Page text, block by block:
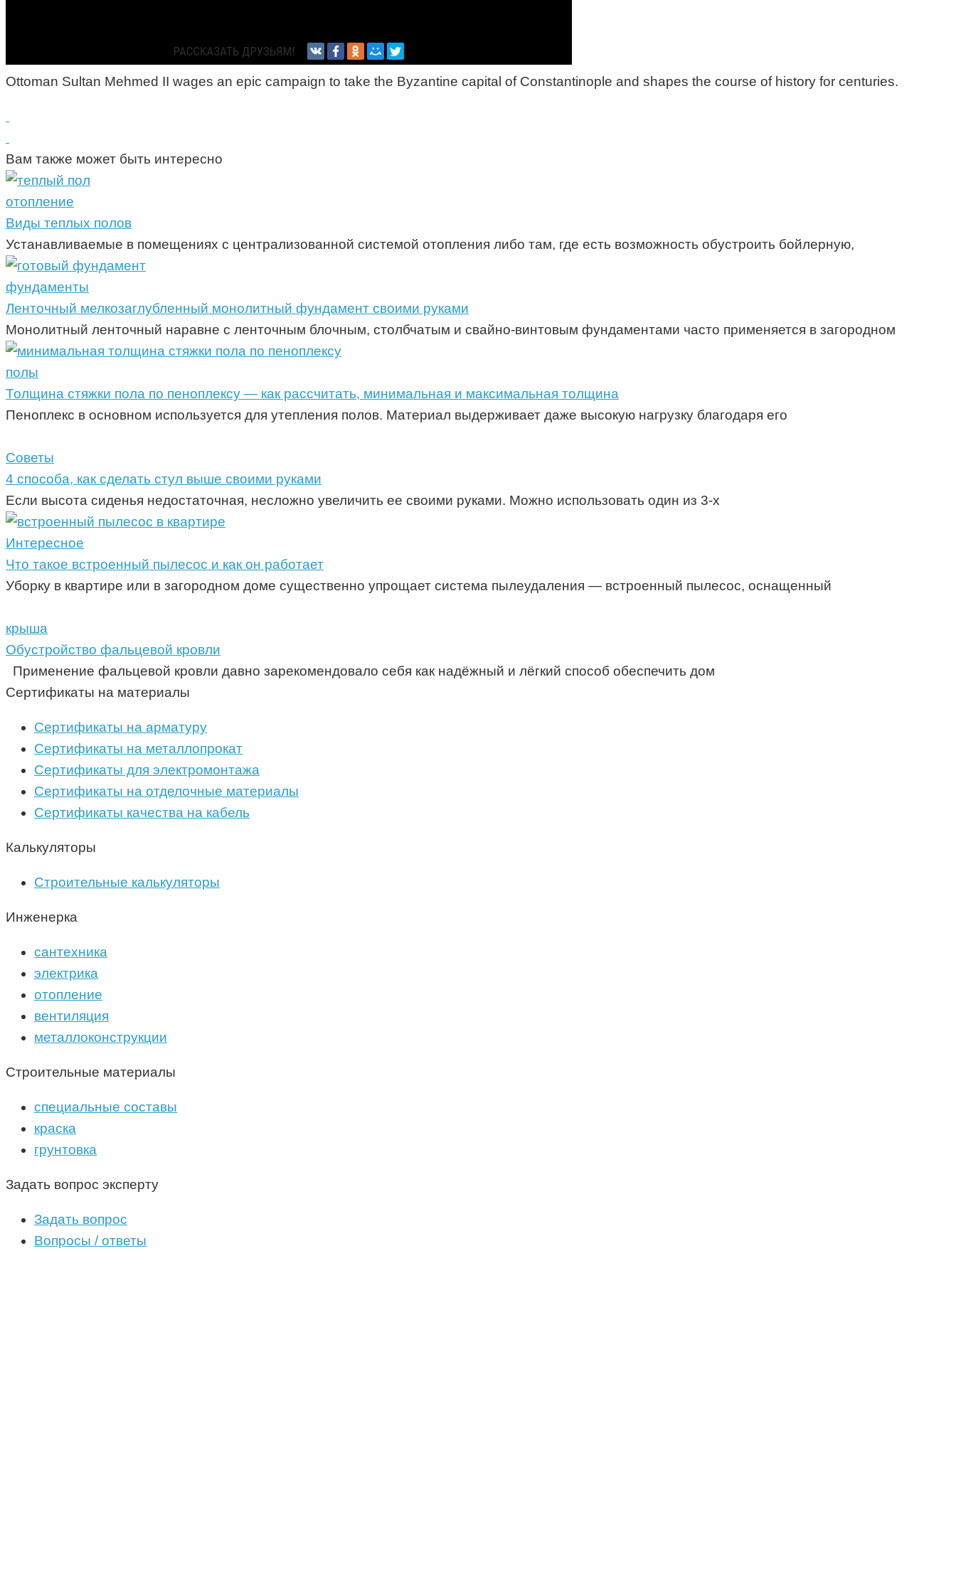
Ottoman Sultan Mehmed II wages an epic campaign to take the Byzantine capital of Constantinople and shapes the course of history for centuries.
Вам также может быть интересно
отопление
Виды теплых полов
Устанавливаемые в помещениях с централизованной системой отопления либо там, где есть возможность обустроить бойлерную,
фундаменты
Ленточный мелкозаглубленный монолитный фундамент своими руками
Монолитный ленточный наравне с ленточным блочным, столбчатым и свайно-винтовым фундаментами часто применяется в загородном
полы
Толщина стяжки пола по пеноплексу — как рассчитать, минимальная и максимальная толщина
Пеноплекс в основном используется для утепления полов. Материал выдерживает даже высокую нагрузку благодаря его
Советы
4 способа, как сделать стул выше своими руками
Если высота сиденья недостаточная, несложно увеличить ее своими руками. Можно использовать один из 3-х
Интересное
Что такое встроенный пылесос и как он работает
Уборку в квартире или в загородном доме существенно упрощает система пылеудаления — встроенный пылесос, оснащенный
крыша
Обустройство фальцевой кровли
Применение фальцевой кровли давно зарекомендовало себя как надёжный и лёгкий способ обеспечить дом
Сертификаты на материалы
Сертификаты на арматуру
Сертификаты на металлопрокат
Сертификаты для электромонтажа
Сертификаты на отделочные материалы
Сертификаты качества на кабель
Калькуляторы
Строительные калькуляторы
Инженерка
сантехника
электрика
отопление
вентиляция
металлоконструкции
Строительные материалы
специальные составы
краска
грунтовка
Задать вопрос эксперту
Задать вопрос
Вопросы / ответы